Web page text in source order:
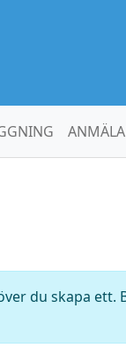
du skapa ett.